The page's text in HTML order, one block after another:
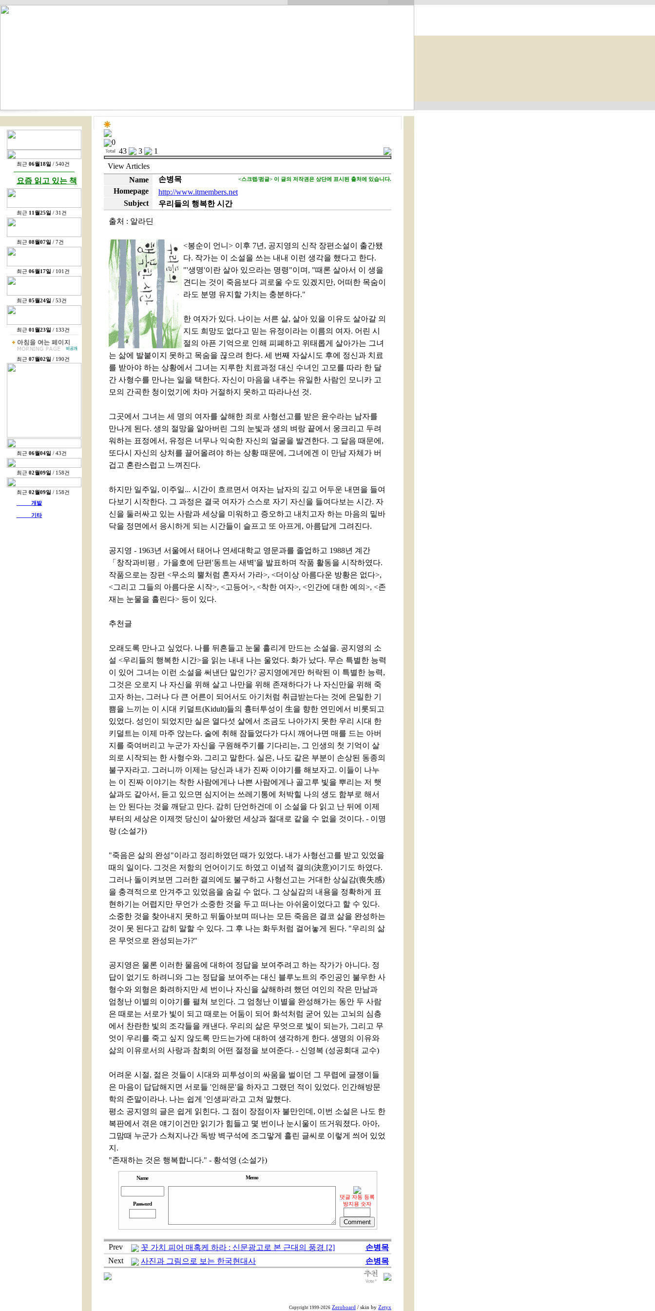
최근 06월18일 / 540건
요즘 읽고 있는 책
최근 11월25일 / 31건
최근 08월07일 / 7건
최근 06월17일 / 101건
최근 05월24일 / 53건
최근 01월23일 / 133건
최근 07월02일 / 190건
최근 06월04일 / 43건
최근 02월09일 / 158건
최근 02월09일 / 158건
개발
기타
0
43
3
1
View Articles
Name
손병목 <스크랩/펌글> 이 글의 저작권은 상단에 표시된 출처에 있습니다.
Homepage
http://www.itmembers.net
Subject
우리들의 행복한 시간
출처 : 알라딘
<봉순이 언니> 이후 7년, 공지영의 신작 장편소설이 출간됐
다. 작가는 이 소설을 쓰는 내내 이런 생각을 했다고 한다.
"'생명'이란 살아 있으라는 명령"이며, "때론 살아서 이 생을
견디는 것이 죽음보다 괴로울 수도 있겠지만, 어떠한 목숨이
라도 분명 유지할 가치는 충분하다."
한 여자가 있다. 나이는 서른 살, 살아 있을 이유도 살아갈 의
지도 희망도 없다고 믿는 유정이라는 이름의 여자. 어린 시
절의 아픈 기억으로 인해 피폐하고 위태롭게 살아가는 그녀
는 삶에 발붙이지 못하고 목숨을 끊으려 한다. 세 번째 자살시도 후에 정신과 치료
를 받아야 하는 상황에서 그녀는 지루한 치료과정 대신 수녀인 고모를 따라 한 달
간 사형수를 만나는 일을 택한다. 자신이 마음을 내주는 유일한 사람인 모니카 고
모의 간곡한 청이었기에 차마 거절하지 못하고 따라나선 것.
그곳에서 그녀는 세 명의 여자를 살해한 죄로 사형선고를 받은 윤수라는 남자를
만나게 된다. 생의 절망을 알아버린 그의 눈빛과 생의 벼랑 끝에서 웅크리고 두려
워하는 표정에서, 유정은 너무나 익숙한 자신의 얼굴을 발견한다. 그 닮음 때문에,
또다시 자신의 상처를 끌어올려야 하는 상황 때문에, 그녀에겐 이 만남 자체가 버
겁고 혼란스럽고 느껴진다.
하지만 일주일, 이주일... 시간이 흐르면서 여자는 남자의 깊고 어두운 내면을 들여
다보기 시작한다. 그 과정은 결국 여자가 스스로 자기 자신을 들여다보는 시간. 자
신을 둘러싸고 있는 사람과 세상을 미워하고 증오하고 내치고자 하는 마음의 밑바
닥을 정면에서 응시하게 되는 시간들이 슬프고 또 아프게, 아름답게 그려진다.
공지영 - 1963년 서울에서 태어나 연세대학교 영문과를 졸업하고 1988년 계간
「창작과비평」가을호에 단편'동트는 새벽'을 발표하며 작품 활동을 시작하였다.
작품으로는 장편 <무소의 뿔처럼 혼자서 가라>, <더이상 아름다운 방황은 없다>,
<그리고 그들의 아름다운 시작>, <고등어>, <착한 여자>, <인간에 대한 예의>, <존
재는 눈물을 흘린다> 등이 있다.
추천글
오래도록 만나고 싶었다. 나를 뒤흔들고 눈물 흘리게 만드는 소설을. 공지영의 소
설 <우리들의 행복한 시간>을 읽는 내내 나는 울었다. 화가 났다. 무슨 특별한 능력
이 있어 그녀는 이런 소설을 써낸단 말인가? 공지영에게만 허락된 이 특별한 능력,
그것은 오로지 나 자신을 위해 살고 나만을 위해 존재하다가 나 자신만을 위해 죽
고자 하는, 그러나 다 큰 어른이 되어서도 아기처럼 취급받는다는 것에 은밀한 기
쁨을 느끼는 이 시대 키덜트(Kidult)들의 흉터투성이 生을 향한 연민에서 비롯되고
있었다. 성인이 되었지만 실은 열다섯 살에서 조금도 나아가지 못한 우리 시대 한
키덜트는 이제 마주 앉는다. 술에 취해 잠들었다가 다시 깨어나면 매를 드는 아버
지를 죽여버리고 누군가 자신을 구원해주기를 기다리는, 그 인생의 첫 기억이 살
의로 시작되는 한 사형수와. 그리고 말한다. 실은, 나도 같은 부분이 손상된 동종의
불구자라고. 그러니까 이제는 당신과 내가 진짜 이야기를 해보자고. 이들이 나누
는 이 진짜 이야기는 착한 사람에게나 나쁜 사람에게나 골고루 빛을 뿌리는 저 햇
살과도 같아서, 듣고 있으면 심지어는 쓰레기통에 처박힐 나의 생도 함부로 해서
는 안 된다는 것을 깨닫고 만다. 감히 단언하건데 이 소설을 다 읽고 난 뒤에 이제
부터의 세상은 이제껏 당신이 살아왔던 세상과 절대로 같을 수 없을 것이다. - 이명
랑 (소설가)
"죽음은 삶의 완성"이라고 정리하였던 때가 있었다. 내가 사형선고를 받고 있었을
때의 일이다. 그것은 저항의 언어이기도 하였고 이념적 결의(決意)이기도 하였다.
그러나 돌이켜보면 그러한 결의에도 불구하고 사형선고는 거대한 상실감(喪失感)
을 충격적으로 안겨주고 있었음을 숨길 수 없다. 그 상실감의 내용을 정확하게 표
현하기는 어렵지만 무언가 소중한 것을 두고 떠나는 아쉬움이었다고 할 수 있다.
소중한 것을 찾아내지 못하고 뒤돌아보며 떠나는 모든 죽음은 결코 삶을 완성하는
것이 못 된다고 감히 말할 수 있다. 그 후 나는 화두처럼 걸어놓게 된다. "우리의 삶
은 무엇으로 완성되는가?"
공지영은 물론 이러한 물음에 대하여 정답을 보여주려고 하는 작가가 아니다. 정
답이 없기도 하려니와 그는 정답을 보여주는 대신 블루노트의 주인공인 불우한 사
형수와 외형은 화려하지만 세 번이나 자신을 살해하려 했던 여인의 작은 만남과
엄청난 이별의 이야기를 펼쳐 보인다. 그 엄청난 이별을 완성해가는 동안 두 사람
은 때로는 서로가 빛이 되고 때로는 어둠이 되어 화석처럼 굳어 있는 고뇌의 심층
에서 찬란한 빛의 조각들을 캐낸다. 우리의 삶은 무엇으로 빛이 되는가, 그리고 무
엇이 우리를 죽고 싶지 않도록 만드는가에 대하여 생각하게 한다. 생명의 이유와
삶의 이유로서의 사랑과 참회의 어떤 절정을 보여준다. - 신영복 (성공회대 교수)
어려운 시절, 젊은 것들이 시대와 피투성이의 싸움을 벌이던 그 무렵에 글쟁이들
은 마음이 답답해지면 서로들 '인해문'을 하자고 그랬던 적이 있었다. 인간해방문
학의 준말이라나. 나는 쉽게 '인생파'라고 고쳐 말했다.
평소 공지영의 글은 쉽게 읽힌다. 그 점이 장점이자 불만인데, 이번 소설은 나도 한
복판에서 겪은 얘기이건만 읽기가 힘들고 몇 번이나 눈시울이 뜨거워졌다. 아아,
그맘때 누군가 스쳐지나간 독방 벽구석에 조그맣게 흘린 글씨로 이렇게 씌어 있었
지.
"존재하는 것은 행복합니다." - 황석영 (소설가)
Name Memo
Password
댓글 자동 등록
방지용 숫자
Prev 꼿 가치 피어 매혹케 하라 : 신문광고로 본 근대의 풍경 [2]
손병목
Next
사진과 그림으로 보는 한국현대사 손병목
Copyright 1999-2026 Zeroboard / skin by Zetyx